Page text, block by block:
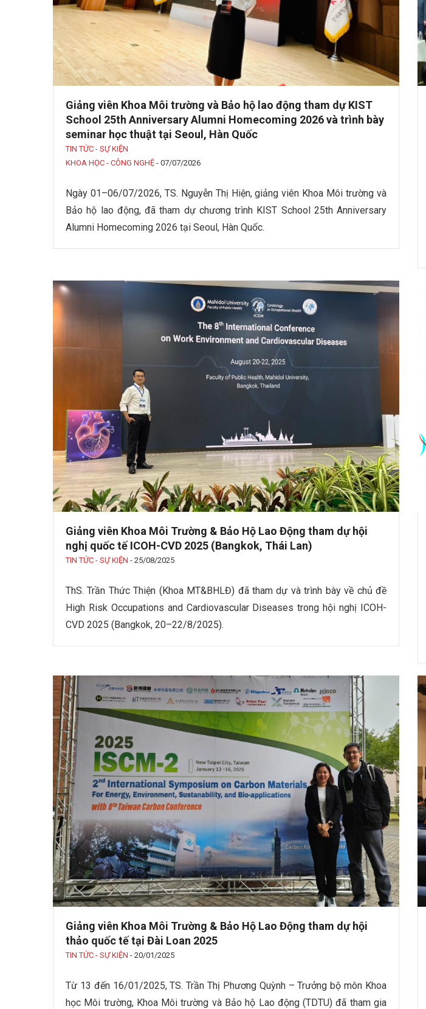
Giảng viên Khoa Môi trường và Bảo hộ lao động tham dự KIST
School 25th Anniversary Alumni Homecoming 2026 và trình bày
seminar học thuật tại Seoul, Hàn Quốc
TIN TỨC - SỰ KIỆN
KHOA HỌC - CÔNG NGHỆ - 07/07/2026
Ngày 01–06/07/2026, TS. Nguyễn Thị Hiện, giảng viên Khoa Môi trường và
Bảo hộ lao động, đã tham dự chương trình KIST School 25th Anniversary
Alumni Homecoming 2026 tại Seoul, Hàn Quốc.
Giảng viên Khoa Môi Trường & Bảo Hộ Lao Động tham dự hội
nghị quốc tế ICOH-CVD 2025 (Bangkok, Thái Lan)
TIN TỨC - SỰ KIỆN - 25/08/2025
ThS. Trần Thức Thiện (Khoa MT&BHLĐ) đã tham dự và trình bày về chủ đề
High Risk Occupations and Cardiovascular Diseases trong hội nghị ICOH-
CVD 2025 (Bangkok, 20–22/8/2025).
Giảng viên Khoa Môi Trường & Bảo Hộ Lao Động tham dự hội
thảo quốc tế tại Đài Loan 2025
TIN TỨC - SỰ KIỆN - 20/01/2025
Từ 13 đến 16/01/2025, TS. Trần Thị Phương Quỳnh – Trưởng bộ môn Khoa
học Môi trường, Khoa Môi trường và Bảo hộ Lao động (TDTU) đã tham gia